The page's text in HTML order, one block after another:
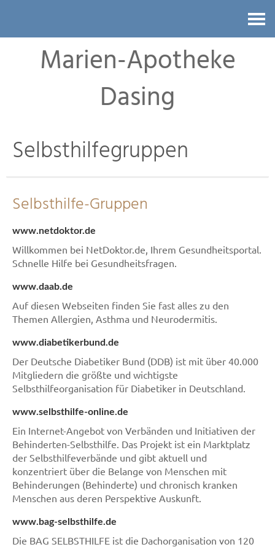
Marien-Apotheke
Dasing
Selbsthilfegruppen
Selbsthilfe-Gruppen
www.netdoktor.de
Willkommen bei NetDoktor.de, Ihrem Gesundheitsportal.
Schnelle Hilfe bei Gesundheitsfragen.
www.daab.de
Auf diesen Webseiten finden Sie fast alles zu den
Themen Allergien, Asthma und Neurodermitis.
www.diabetikerbund.de
Der Deutsche Diabetiker Bund (DDB) ist mit über 40.000
Mitgliedern die größte und wichtigste
Selbsthilfeorganisation für Diabetiker in Deutschland.
www.selbsthilfe-online.de
Ein Internet-Angebot von Verbänden und Initiativen der
Behinderten-Selbsthilfe. Das Projekt ist ein Marktplatz
der Selbsthilfeverbände und gibt aktuell und
konzentriert über die Belange von Menschen mit
Behinderungen (Behinderte) und chronisch kranken
Menschen aus deren Perspektive Auskunft.
www.bag-selbsthilfe.de
Die BAG SELBSTHILFE ist die Dachorganisation von 120